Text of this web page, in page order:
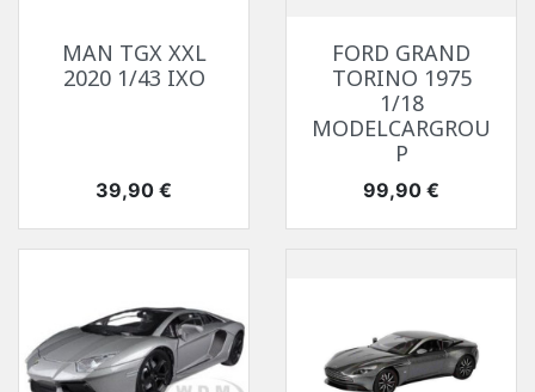
MAN TGX XXL
2020 1/43 IXO
Prix
39,90 €
FORD GRAND
TORINO 1975
1/18
MODELCARGROU
P
Prix
99,90 €